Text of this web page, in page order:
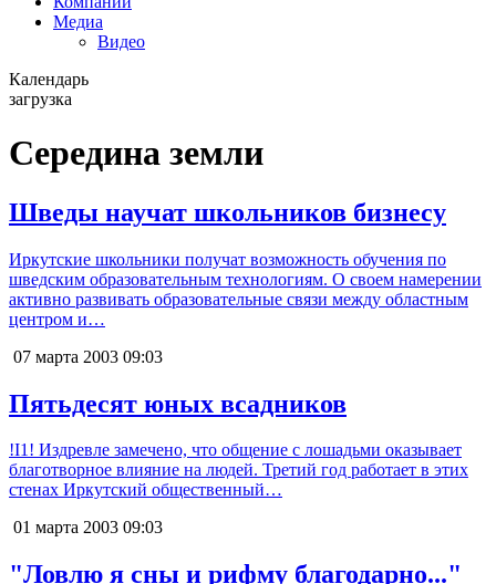
Медиа
Видео
Календарь
загрузка
Середина земли
Шведы научат школьников бизнесу
Иркутские школьники получат возможность обучения по
шведским образовательным технологиям. О своем намерении
активно развивать образовательные связи между областным
центром и…
07 марта 2003 09:03
Пятьдесят юных всадников
!I1! Издревле замечено, что общение с лошадьми оказывает
благотворное влияние на людей. Третий год работает в этих
стенах Иркутский общественный…
01 марта 2003 09:03
"Ловлю я сны и рифму благодарно..."